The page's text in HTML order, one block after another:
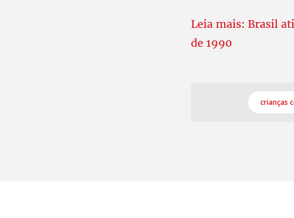
Leia mais: Brasil
de 1990
crianças